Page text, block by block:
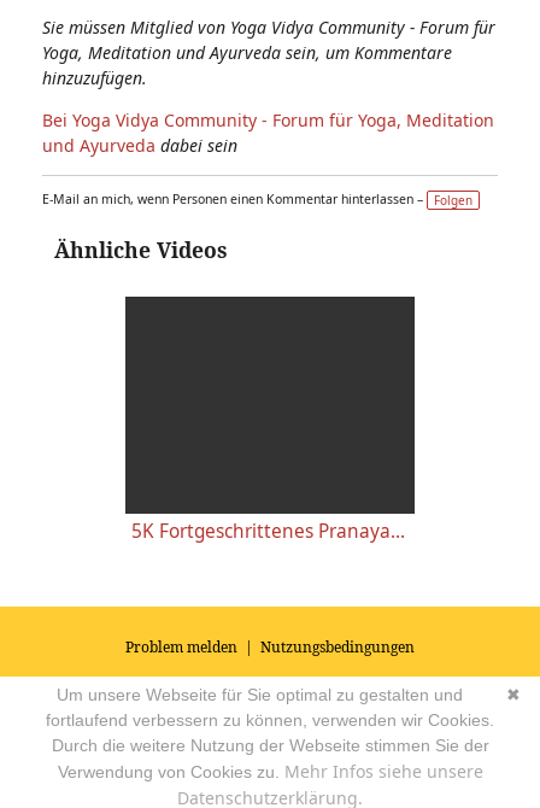
Sie müssen Mitglied von Yoga Vidya Community - Forum für
Yoga, Meditation und Ayurveda sein, um Kommentare
hinzuzufügen.
Bei Yoga Vidya Community - Forum für Yoga, Meditation
und Ayurveda dabei sein
E-Mail an mich, wenn Personen einen Kommentar hinterlassen – Folgen
Ähnliche Videos
5K Fortgeschrittenes Pranayama - Sushumna Aktivierungsatem, Aktivierung der Chakras, Übungsanleitung
Problem melden | Nutzungsbedingungen
© 2026Impressum|Datenschutz|AGB's| Yoga Vidya Community -
Forum für Yoga, Meditation und Ayurveda Powered by
✖
Um unsere Webseite für Sie optimal zu gestalten und
fortlaufend verbessern zu können, verwenden wir Cookies.
Durch die weitere Nutzung der Webseite stimmen Sie der
Verwendung von Cookies zu. Mehr Infos siehe unsere
Datenschutzerklärung.